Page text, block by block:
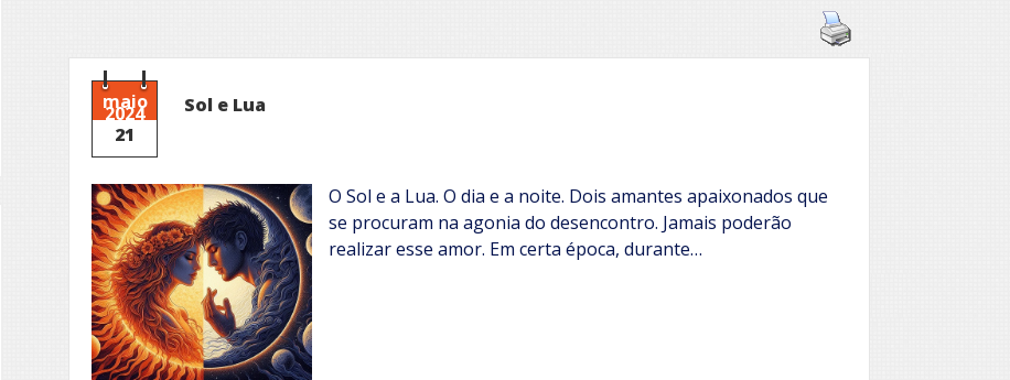
maio
2024
21
Sol e Lua
O Sol e a Lua. O dia e a noite. Dois amantes apaixonados que
se procuram na agonia do desencontro. Jamais poderão
realizar esse amor. Em certa época, durante…